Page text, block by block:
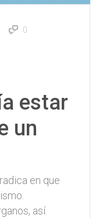
0
estar
un
en que
así